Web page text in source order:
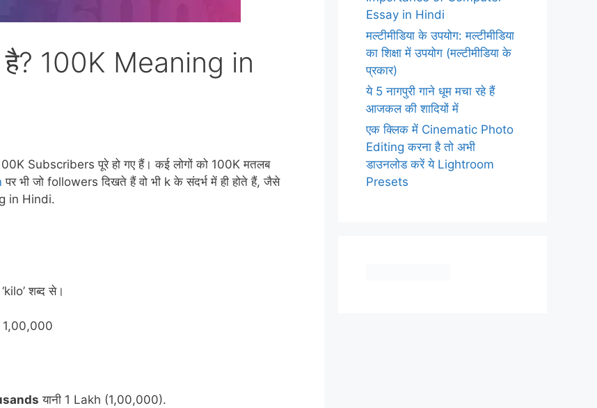
है? 100K Meaning in
Subscribers पूरे हो गए हैं। कई लोगों को 100K मतलब
पर भी जो followers दिखते हैं वो भी k के संदर्भ में ही होते हैं, जैसे
in Hindi.
शब्द से।
1,00,000
यानी 1 Lakh (1,00,000).
Essay in Hindi
मल्टीमीडिया के उपयोग: मल्टीमीडिया
का शिक्षा में उपयोग (मल्टीमीडिया के
प्रकार)
ये 5 नागपुरी गाने धूम मचा रहे हैं
आजकल की शादियों में
एक क्लिक में Cinematic Photo
Editing करना है तो अभी
डाउनलोड करें ये Lightroom
Presets